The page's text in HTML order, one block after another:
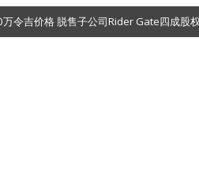
令吉价格 脱售子公司Rider Gate四成股权